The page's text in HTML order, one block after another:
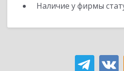
Наличие у фирмы